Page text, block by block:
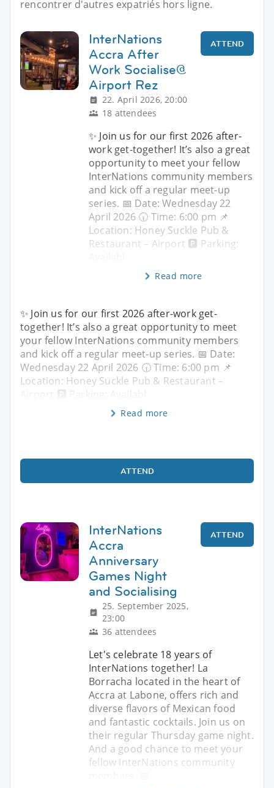
rencontrer d'autres expatriés hors ligne.
InterNations
Accra After
Work Socialise@
Airport Rez
22. April 2026, 20:00
18 attendees
ATTEND
✨ Join us for our first 2026 after-
work get-together! It’s also a great
opportunity to meet your fellow
InterNations community members
and kick off a regular meet-up
series. 📅 Date: Wednesday 22
April 2026 🕡 Time: 6:00 pm 📌
Location: Honey Suckle Pub &
Restaurant – Airport 🅿️ Parking:
Read more
✨ Join us for our first 2026 after-work get-
together! It’s also a great opportunity to meet
your fellow InterNations community members
and kick off a regular meet-up series. 📅 Date:
Wednesday 22 April 2026 🕡 Time: 6:00 pm 📌
Location: Honey Suckle Pub & Restaurant –
Airport 🅿️ Parking: Availabl
Read more
ATTEND
InterNations
Accra
Anniversary
Games Night
and Socialising
25. September 2025,
23:00
36 attendees
ATTEND
Let's celebrate 18 years of
InterNations together! La
Borracha located in the heart of
Accra at Labone, offers rich and
diverse flavors of Mexican food
and fantastic cocktails. Join us on
their regular Thursday game night.
And a good chance to meet your
fellow InterNations community